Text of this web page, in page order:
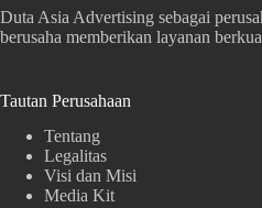
Duta Asia Advertising sebagai
berusaha memberikan layanan
Tautan Perusahaan
Tentang
Legalitas
Visi dan Misi
Media Kit